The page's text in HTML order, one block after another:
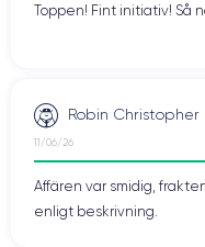
Toppen! Fint initiativ! Så
Robin Christopher
11/06/26
Affären var smidig,
enligt beskrivning.